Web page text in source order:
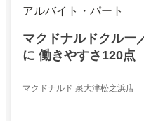
アルバイト・パート
マクドナルドクルー
に 働きやすさ120点
マクドナルド 泉大津松之浜店